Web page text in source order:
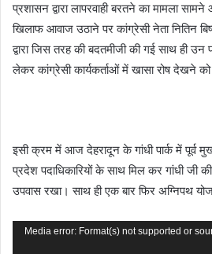
प्रशासन द्वारा लापरवाही बरतने का मामला
खिलाफ आवाज उठाने पर कांग्रेसी नेता नितिन
द्वारा जिस तरह की बदतमीजी की गई साथ ही उन
लेकर कांग्रेसी कार्यकर्ताओं में खासा रोष देखने को
इसी क्रम में आज देहरादून के गांधी पार्क में पूर्व
प्रदेश पदाधिकारियों के साथ मिल कर गांधी जी
उपवास रखा। साथ ही एक बार फिर अग्निपथ
Video
Media error: Format(s) not supported or